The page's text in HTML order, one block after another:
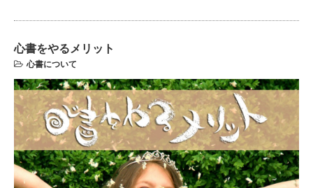
心書をやるメリット
心書について